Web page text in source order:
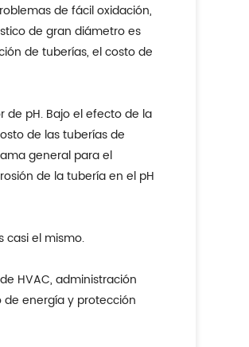
de fácil oxidación,
de gran diámetro es
de tuberías, el costo de
de pH. Bajo el efecto de la
de las tuberías de
general para el
de la tubería en el pH
casi el mismo.
HVAC, administración
energía y protección